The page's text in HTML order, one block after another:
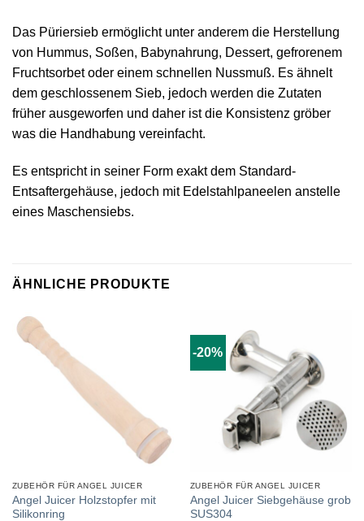
Das Püriersieb ermöglicht unter anderem die Herstellung
von Hummus, Soßen, Babynahrung, Dessert, gefrorenem
Fruchtsorbet oder einem schnellen Nussmuß. Es ähnelt
dem geschlossenem Sieb, jedoch werden die Zutaten
früher ausgeworfen und daher ist die Konsistenz gröber
was die Handhabung vereinfacht.
Es entspricht in seiner Form exakt dem Standard-
Entsaftergehäuse, jedoch mit Edelstahlpaneelen anstelle
eines Maschensiebs.
ÄHNLICHE PRODUKTE
ZUBEHÖR FÜR ANGEL JUICER
Angel Juicer Holzstopfer mit
Silikonring
-20%
ZUBEHÖR FÜR ANGEL JUICER
Angel Juicer Siebgehäuse grob
SUS304